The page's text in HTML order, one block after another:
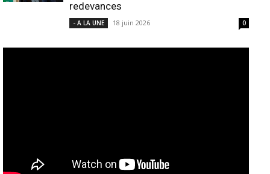
redevances
- A LA UNE 18 juin 2026 0